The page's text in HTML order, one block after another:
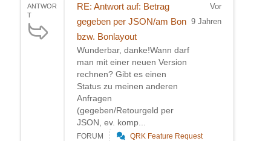
ANTWOR
T
RE: Antwort auf: Betrag
gegeben per JSON/am Bon
bzw. Bonlayout
Wunderbar, danke!Wann darf
man mit einer neuen Version
rechnen? Gibt es einen
Status zu meinen anderen
Anfragen
(gegeben/Retourgeld per
JSON, ev. komp...
Vor
9 Jahren
FORUM QRK Feature Request